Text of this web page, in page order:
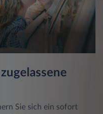
Sie sich ein sofort